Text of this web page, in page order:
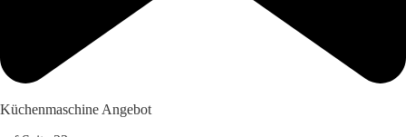
Küchenmaschine Angebot